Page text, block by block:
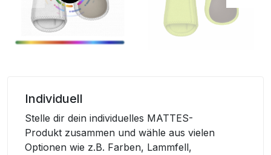
beginning
Individuell
Stelle dir dein individuelles MATTES-
Produkt zusammen und wähle aus vielen
Optionen wie z.B. Farben, Lammfell,